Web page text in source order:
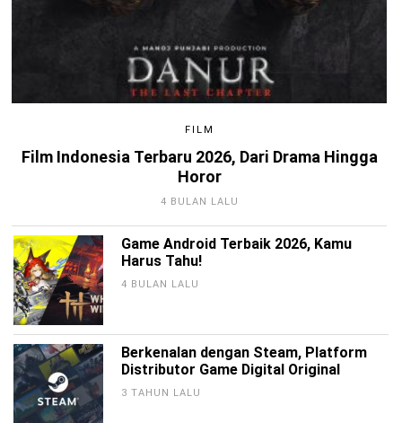
FILM
Film Indonesia Terbaru 2026, Dari Drama Hingga
Horor
4 BULAN LALU
Game Android Terbaik 2026, Kamu
Harus Tahu!
4 BULAN LALU
Berkenalan dengan Steam, Platform
Distributor Game Digital Original
3 TAHUN LALU